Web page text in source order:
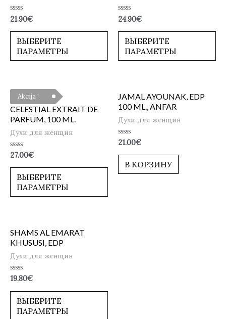
Оценка
из
21.90€
ВЫБЕРИТЕ
ПАРАМЕТРЫ
Оценка
из
24.90€
ВЫБЕРИТЕ
ПАРАМЕТРЫ
Akcija !
CELESTIAL EXTRAIT DE
PARFUM, 100 ML.
Духи для женщин
Оценка
из
27.00€
ВЫБЕРИТЕ
ПАРАМЕТРЫ
JAMAL AYOUNAK, EDP
100 ML., ANFAR
Духи для женщин
Оценка
из
21.00€
В КОРЗИНУ
SHAMS AL EMARAT
KHUSUSI, EDP
Духи для женщин
Оценка
из
19.80€
ВЫБЕРИТЕ
ПАРАМЕТРЫ